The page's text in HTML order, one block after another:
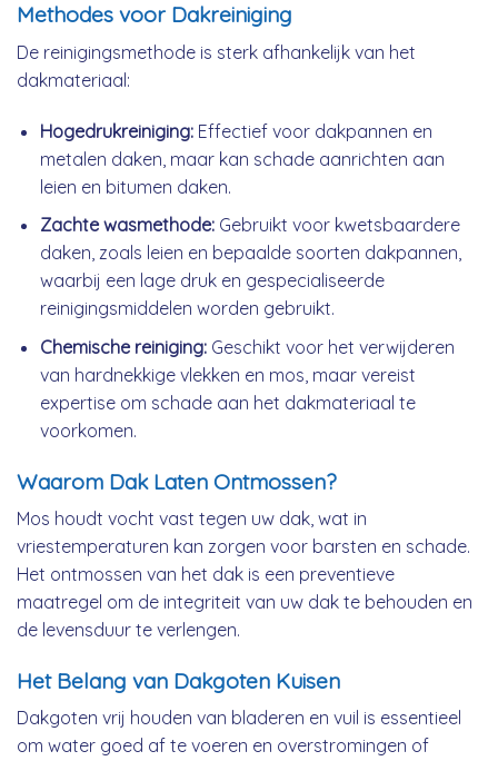
Methodes voor Dakreiniging
De reinigingsmethode is sterk afhankelijk van het
dakmateriaal:
Hogedrukreiniging:Effectief voor dakpannen en
metalen daken, maar kan schade aanrichten aan
leien en bitumen daken.
Zachte wasmethode:Gebruikt voor kwetsbaardere
daken, zoals leien en bepaalde soorten dakpannen,
waarbij een lage druk en gespecialiseerde
reinigingsmiddelen worden gebruikt.
Chemische reiniging:Geschikt voor het verwijderen
van hardnekkige vlekken en mos, maar vereist
expertise om schade aan het dakmateriaal te
voorkomen.
Waarom Dak Laten Ontmossen?
Mos houdt vocht vast tegen uw dak, wat in
vriestemperaturen kan zorgen voor barsten en schade.
Het ontmossen van het dak is een preventieve
maatregel om de integriteit van uw dak te behouden en
de levensduur te verlengen.
Het Belang van Dakgoten Kuisen
Dakgoten vrij houden van bladeren en vuil is essentieel
om water goed af te voeren en overstromingen of